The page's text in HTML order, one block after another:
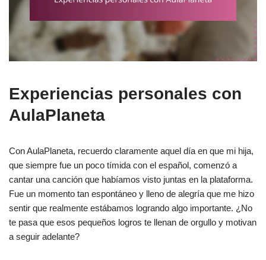
Experiencias personales con
AulaPlaneta
Con AulaPlaneta, recuerdo claramente aquel día en que mi hija,
que siempre fue un poco tímida con el español, comenzó a
cantar una canción que habíamos visto juntas en la plataforma.
Fue un momento tan espontáneo y lleno de alegría que me hizo
sentir que realmente estábamos logrando algo importante. ¿No
te pasa que esos pequeños logros te llenan de orgullo y motivan
a seguir adelante?